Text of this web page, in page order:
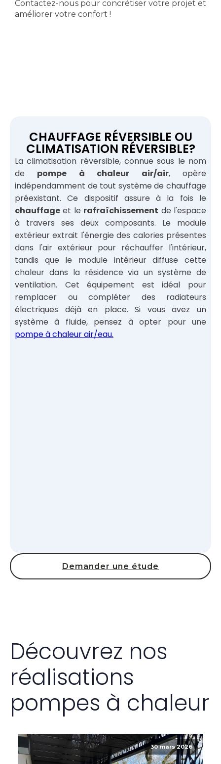
Contactez-nous pour concrétiser votre projet et
améliorer votre confort !
CHAUFFAGE RÉVERSIBLE OU
CLIMATISATION RÉVERSIBLE?
La climatisation réversible, connue sous le nom
de pompe à chaleur air/air, opère
indépendamment de tout système de chauffage
préexistant. Ce dispositif assure à la fois le
chauffage et le rafraîchissement de l'espace
à travers ses deux composants. Le module
extérieur extrait l'énergie des calories présentes
dans l'air extérieur pour réchauffer l'intérieur,
tandis que le module intérieur diffuse cette
chaleur dans la résidence via un système de
ventilation. Cet équipement est idéal pour
remplacer ou compléter des radiateurs
électriques déjà en place. Si vous avez un
système à fluide, pensez à opter pour une
pompe à chaleur air/eau.
Demander une étude
Découvrez nos
réalisations
pompes à chaleur
30 mars 2026